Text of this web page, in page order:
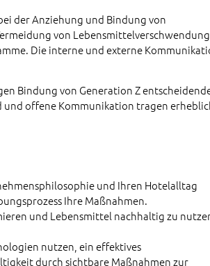
der Anziehung und Bindung von
von Lebensmittelverschwendung,
Die interne und externe
Bindung von Generation Z
und offene Kommunikation tragen
und Ihren Hotelalltag
Ihre Maßnahmen.
und Lebensmittel nachhaltig zu
nutzen, ein effektives
durch sichtbare Maßnahmen zur